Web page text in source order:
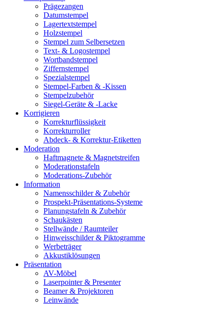
Prägezangen
Datumstempel
Lagertextstempel
Holzstempel
Stempel zum Selbersetzen
Text- & Logostempel
Wortbandstempel
Ziffernstempel
Spezialstempel
Stempel-Farben & -Kissen
Stempelzubehör
Siegel-Geräte & -Lacke
Korrigieren
Korrekturflüssigkeit
Korrekturroller
Abdeck- & Korrektur-Etiketten
Moderation
Haftmagnete & Magnetstreifen
Moderationstafeln
Moderations-Zubehör
Information
Namensschilder & Zubehör
Prospekt-Präsentations-Systeme
Planungstafeln & Zubehör
Schaukästen
Stellwände / Raumteiler
Hinweisschilder & Piktogramme
Werbeträger
Akkustiklösungen
Präsentation
AV-Möbel
Laserpointer & Presenter
Beamer & Projektoren
Leinwände